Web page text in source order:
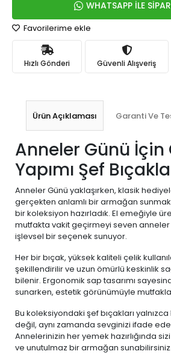
WHATSAPP İLE
Favorilerime ekle
Hızlı Gönderi Güvenli Alışveriş
Ürün Açıklaması Garanti Ve
Anneler Günü İçin
Yapımı Şef
Anneler Günü yaklaşırken, klasik
gerçekten anlamlı bir armağan
bir koleksiyon hazırladık. El emeğiyle
mutfakta vakit geçirmeyi seven anneler
işlevsel bir seçenek sunuyor.
Her bir bıçak, yüksek kaliteli çelik
şekillendirilir ve uzun ömürlü keskinlik
bilenir. Ergonomik sap tasarımı
sunarken, estetik görünümüyle
Bu koleksiyondaki şef bıçakları
değil, aynı zamanda sevginizi ifade
Annelerinizin her yemek hazırlığında
ve unutulmaz bir armağan sunabilirsiniz.